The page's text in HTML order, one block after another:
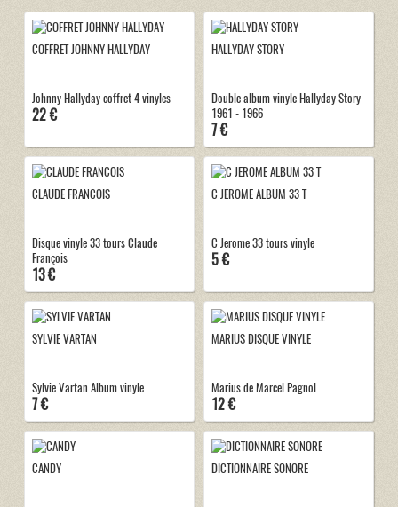
COFFRET JOHNNY HALLYDAY
Johnny Hallyday coffret 4 vinyles
22 €
HALLYDAY STORY
Double album vinyle Hallyday Story
1961 - 1966
7 €
CLAUDE FRANCOIS
Disque vinyle 33 tours Claude
François
13 €
C JEROME ALBUM 33 T
C Jerome 33 tours vinyle
5 €
SYLVIE VARTAN
Sylvie Vartan Album vinyle
7 €
MARIUS DISQUE VINYLE
Marius de Marcel Pagnol
12 €
CANDY DICTIONNAIRE SONORE